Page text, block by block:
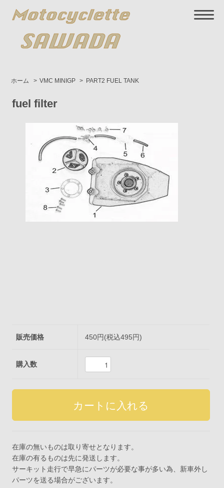
ホーム > VMC MINIGP > PART2 FUEL TANK
fuel filter
販売価格 450円(税込495円)
購入数
在庫の無いものは取り寄せとなります。
在庫の有るものは先に発送します。
サーキット走行で早急にパーツが必要な事が多い為、新車外し
パーツを送る場合がございます。